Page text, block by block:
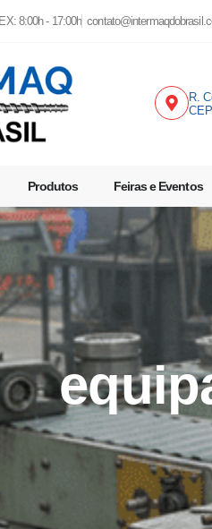
8:00h - 17:00h
R.
Produtos Feiras e Eventos